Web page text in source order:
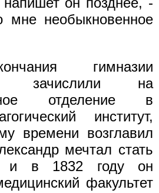
мне необыкновенное
гимназии
зачислили на
отделение в
институт,
времени возглавил
мечтал стать
и в 1832 году он
факультет